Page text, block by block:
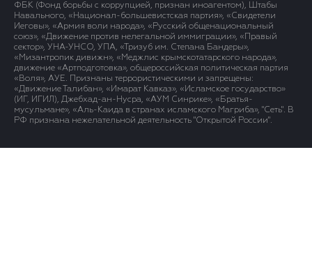
ФБК (Фонд борьбы с коррупцией, признан иноагентом), Штабы
Навального, «Национал-большевистская партия», «Свидетели
Иеговы», «Армия воли народа», «Русский общенациональный
союз», «Движение против нелегальной иммиграции», «Правый
сектор», УНА-УНСО, УПА, «Тризуб им. Степана Бандеры»,
«Мизантропик дивижн», «Меджлис крымскотатарского народа»,
движение «Артподготовка», общероссийская политическая партия
«Воля», АУЕ. Признаны террористическими и запрещены:
«Движение Талибан», «Имарат Кавказ», «Исламское государство»
(ИГ, ИГИЛ), Джебхад-ан-Нусра, «АУМ Синрике», «Братья-
мусульмане», «Аль-Каида в странах исламского Магриба», "Сеть". В
РФ признана нежелательной деятельность "Открытой России".